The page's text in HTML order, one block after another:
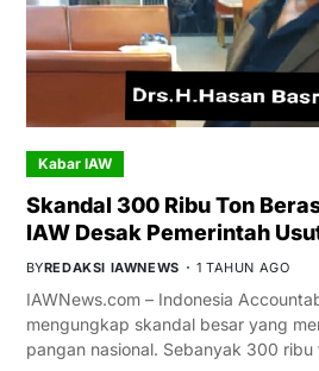
Kabar IAW
Skandal 300 Ribu Ton
IAW Desak Pemerintah
BYREDAKSI IAWNEWS 1 TAHUN AGO
IAWNews.com – Indonesia
mengungkap skandal besar yang
pangan nasional. Sebanyak 300